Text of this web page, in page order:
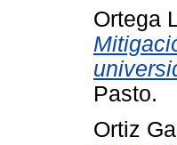
Ortega
Pasto.
Ortiz